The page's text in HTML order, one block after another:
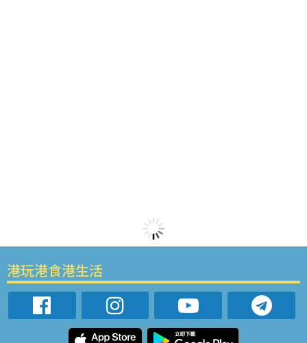
港玩港食港生活